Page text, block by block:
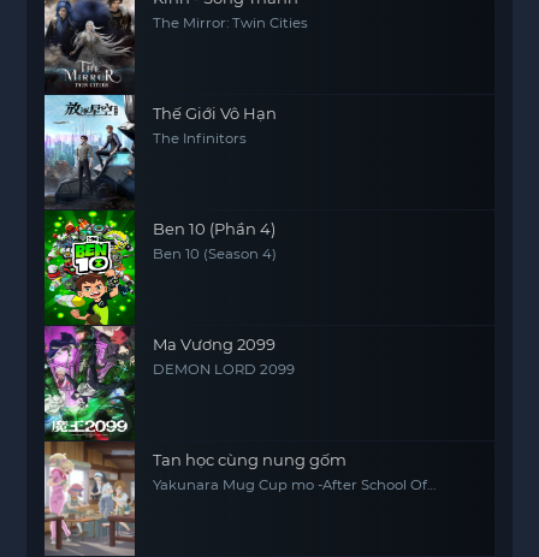
The Mirror: Twin Cities
Thế Giới Vô Hạn
The Infinitors
Ben 10 (Phần 4)
Ben 10 (Season 4)
Ma Vương 2099
DEMON LORD 2099
Tan học cùng nung gốm
Yakunara Mug Cup mo -After School Of